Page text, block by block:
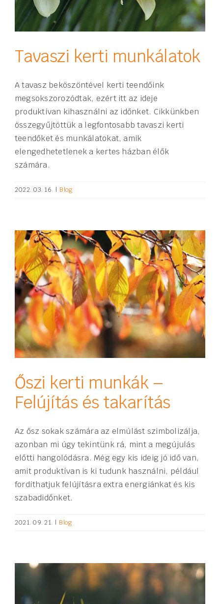
Tavaszi kerti munkálatok
A tavasz beköszöntével kerti teendőink
megsokszorozódtak, ezért itt az ideje
produktívan kihasználni az időnket. Cikkünkben
összegyűjtöttük a legfontosabb tavaszi kerti
teendőket és munkálatokat, amik
elengedhetetlenek a kertes házban élők
számára.
2022. 03. 16. | Blog
Őszi kerti munkák –
Felújítás és takarítás
Az ősz sokak számára az elmúlást szimbolizálja,
azonban mi úgy tekintünk rá, mint a megújulás
előtti hangolódásra. Még egy kis ideig jó idő van,
amit produktívan is ki tudunk használni, például
fordíthatjuk felújításra extra energiánkat és kis
szabadidőnket.
2021. 09. 21. | Blog